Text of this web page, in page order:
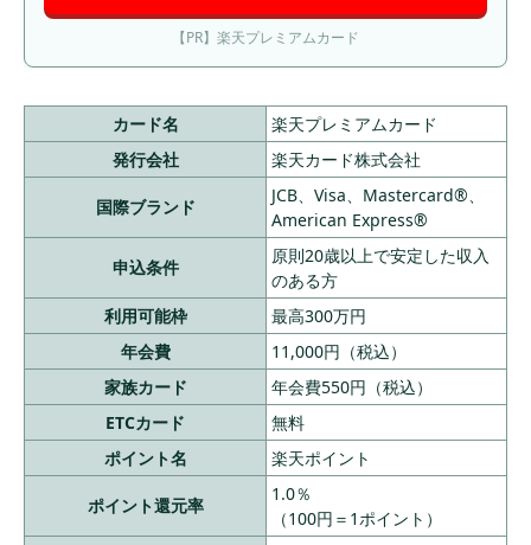
【PR】楽天プレミアムカード
カード名
楽天プレミアムカード
発行会社
楽天カード株式会社
国際ブランド
JCB、Visa、Mastercard®、
American Express®
申込条件
原則20歳以上で安定した収入
のある方
利用可能枠
最高300万円
年会費
11,000円（税込）
家族カード
年会費550円（税込）
ETCカード
無料
ポイント名
楽天ポイント
ポイント還元率
1.0％
（100円＝1ポイント）